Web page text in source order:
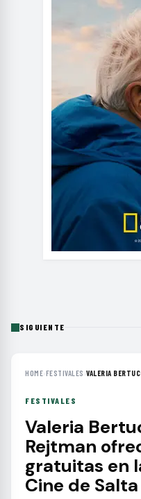
SIGUIENTE
HOME›FESTIVALES ›VALERIA
FESTIVALES
Valeria
Rejtman
gratuitas en
Cine de Salta